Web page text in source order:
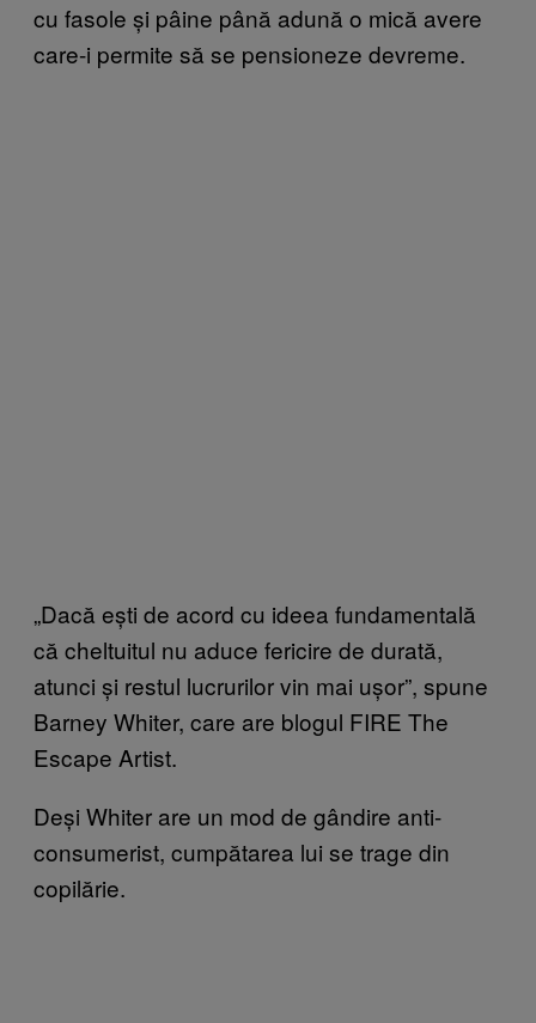
cu fasole și pâine până adună o mică avere
care-i permite să se pensioneze devreme.
„Dacă ești de acord cu ideea fundamentală
că cheltuitul nu aduce fericire de durată,
atunci și restul lucrurilor vin mai ușor”, spune
Barney Whiter, care are blogul FIRE The
Escape Artist.
Deși Whiter are un mod de gândire anti-
consumerist, cumpătarea lui se trage din
copilărie.